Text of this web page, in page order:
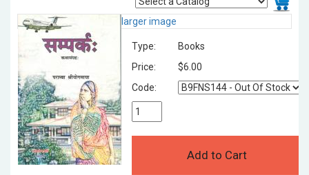
larger image
Type:
Books
Price:
$6.00
Code: